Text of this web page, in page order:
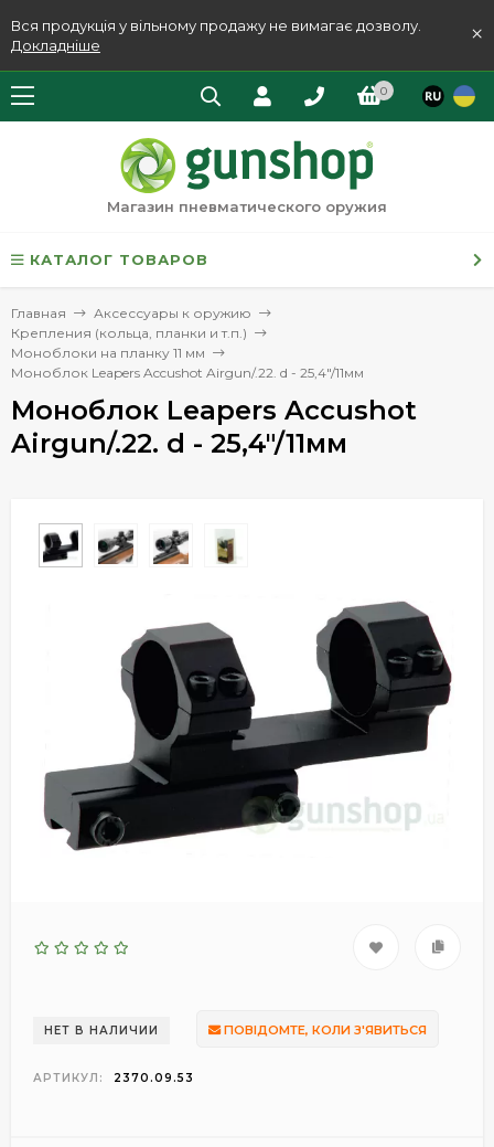
Вся продукція у вільному продажу не вимагає дозволу.
Докладніше
×
0
Магазин пневматического оружия
КАТАЛОГ ТОВАРОВ
Главная
Аксессуары к оружию
Крепления (кольца, планки и т.п.)
Моноблоки на планку 11 мм
Моноблок Leapers Accushot Airgun/.22. d - 25,4"/11мм
Моноблок Leapers Accushot
Airgun/.22. d - 25,4"/11мм
НЕТ В НАЛИЧИИ ПОВІДОМТЕ, КОЛИ З'ЯВИТЬСЯ
АРТИКУЛ: 2370.09.53